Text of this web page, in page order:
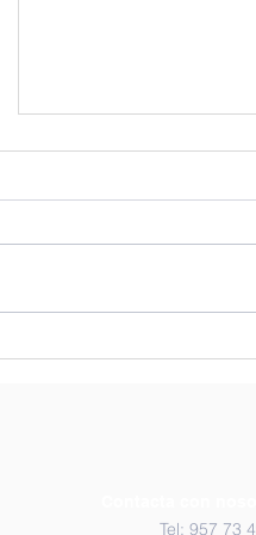
Tel: 957 73